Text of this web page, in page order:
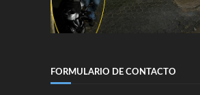
FORMULARIO DE CONTACTO